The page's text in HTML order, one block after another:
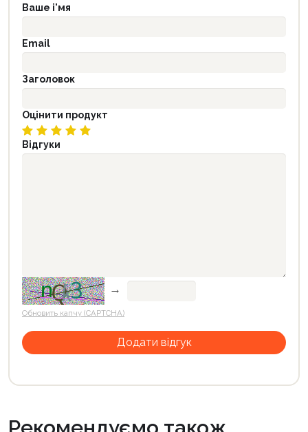
Ваше і'мя
Email
Заголовок
Оцінити продукт
Відгуки
→
Обновить капчу (CAPTCHA)